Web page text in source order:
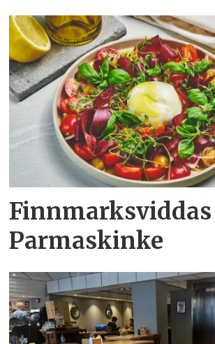
Finnmarksviddas
Parmaskinke